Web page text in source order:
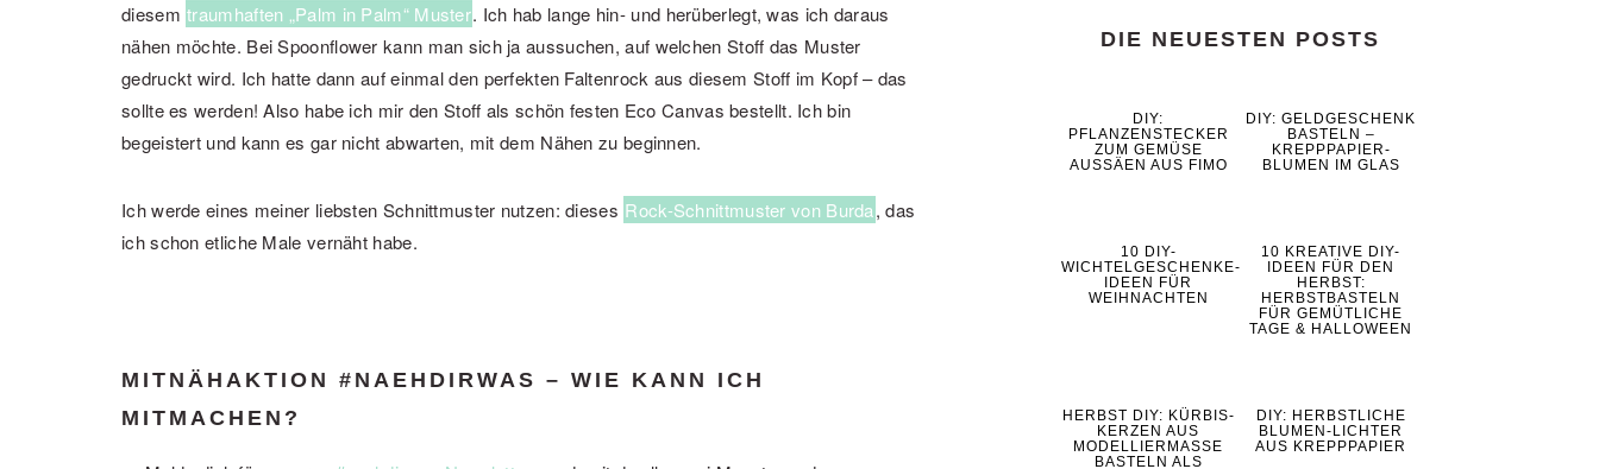
diesem traumhaften „Palm in Palm“ Muster. Ich hab lange hin- und herüberlegt, was ich daraus
nähen möchte. Bei Spoonflower kann man sich ja aussuchen, auf welchen Stoff das Muster
gedruckt wird. Ich hatte dann auf einmal den perfekten Faltenrock aus diesem Stoff im Kopf – das
sollte es werden! Also habe ich mir den Stoff als schön festen Eco Canvas bestellt. Ich bin
begeistert und kann es gar nicht abwarten, mit dem Nähen zu beginnen.
Ich werde eines meiner liebsten Schnittmuster nutzen: dieses Rock-Schnittmuster von Burda, das
ich schon etliche Male vernäht habe.
MITNÄHAKTION #NAEHDIRWAS – WIE KANN ICH
MITMACHEN?
DIE NEUESTEN POSTS
DIY:
PFLANZENSTECKER
ZUM GEMÜSE
AUSSÄEN AUS FIMO
DIY: GELDGESCHENK
BASTELN –
KREPPPAPIER-
BLUMEN IM GLAS
10 DIY-
WICHTELGESCHENKE-
IDEEN FÜR
WEIHNACHTEN
10 KREATIVE DIY-
IDEEN FÜR DEN
HERBST:
HERBSTBASTELN
FÜR GEMÜTLICHE
TAGE & HALLOWEEN
HERBST DIY: KÜRBIS-
KERZEN AUS
MODELLIERMASSE
BASTELN ALS
DIY: HERBSTLICHE
BLUMEN-LICHTER
AUS KREPPPAPIER